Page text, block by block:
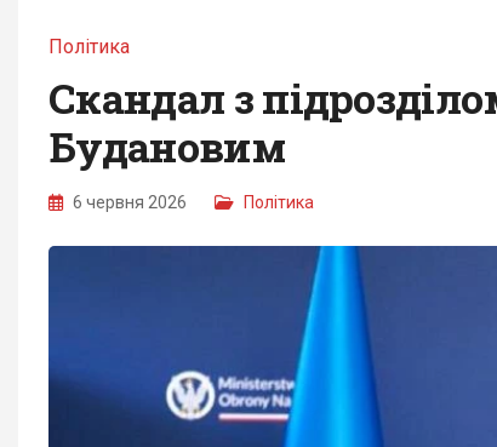
Політика
Скандал з
Будановим
6 червня 2026 Політика